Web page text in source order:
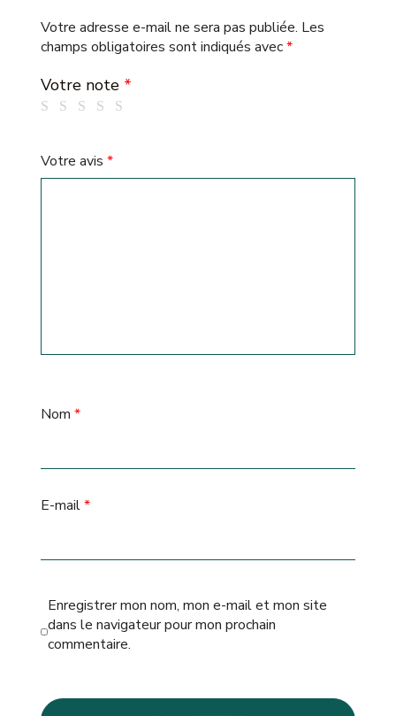
Votre adresse e-mail ne sera pas publiée. Les
champs obligatoires sont indiqués avec*
Votre note *
Votre avis *
Nom *
E-mail*
Enregistrer mon nom, mon e-mail et mon site
dans le navigateur pour mon prochain
commentaire.